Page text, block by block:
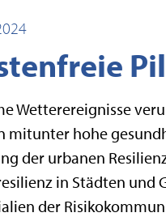
Wetterereignisse
mitunter hohe
der urbanen
in Städten und
der